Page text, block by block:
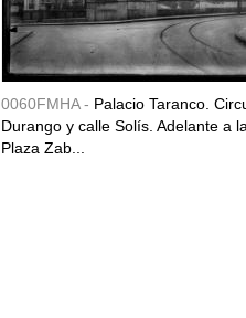
0060FMHA - Palacio Taranco.
Durango y calle Solís. Adelante a
Plaza Zab...